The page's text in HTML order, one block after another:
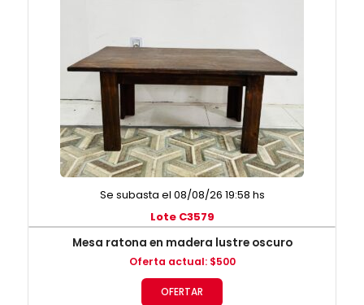
Se subasta el 08/08/26 19:58 hs
Lote C3579
Mesa ratona en madera lustre oscuro
Oferta actual: $500
OFERTAR